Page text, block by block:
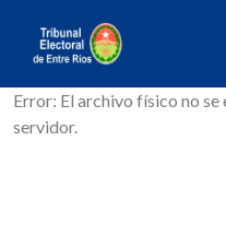
Error: El archivo físico no
servidor.